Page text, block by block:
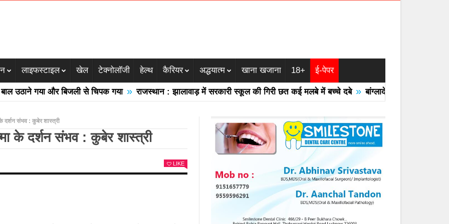
लाइफस्टाइल खेल टेक्नोलॉजी हेल्थ कैरियर अद्धयात्म खाना खजाना 18+ ई-पेपर
गया और बिजली से चिपक गया » राजस्थान : झालावाड़ में सरकारी स्कूल की गिरी छत कई मलबे में बच्चे दबे » बांग्लादेश का एयरफोर्स का F -7
के दर्शन संभव : कुबेर शास्त्री
के दर्शन संभव : कुबेर शास्त्री
LIKE